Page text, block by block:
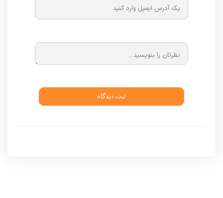
ثبت دیدگاه